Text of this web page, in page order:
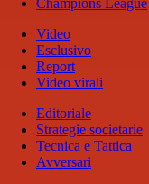
Champions League
Video
Esclusivo
Report
Video virali
Editoriale
Strategie societarie
Tecnica e Tattica
Avversari